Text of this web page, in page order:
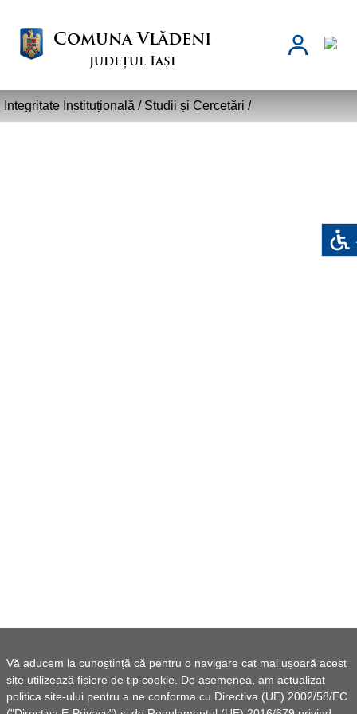
Vă aducem la cunoștință că pentru o navigare cat mai ușoară acest
site utilizează fișiere de tip cookie. De asemenea, am actualizat
politica site-ului pentru a ne conforma cu Directiva (UE) 2002/58/EC
Comuna Vlădeni
județul Iași
Integritate Instituțională / Studii și Cercetări /